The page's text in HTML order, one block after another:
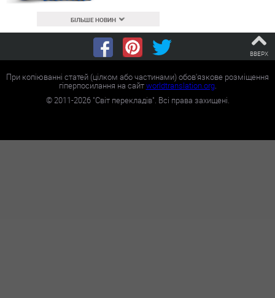
БІЛЬШЕ НОВИН
ВВЕРХ
При копіюванні статей (цілком або частинами) обов'язкове розміщення
гіперпосилання на сайтworldtranslation.org.
©2011-2026"Світ перекладів". Всі права захищені.